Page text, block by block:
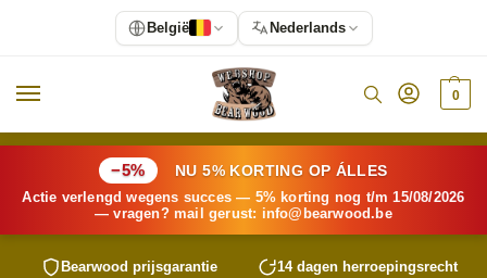
0
−5% NU 5% KORTING OP ÁLLES
Actie verlengd wegens succes — 5% korting nog t/m 15/08/2026
— vragen? mail gerust: info@ bearwood.be
Bearwood prijsgarantie
14 dagen herroepingsrecht
België Nederlands